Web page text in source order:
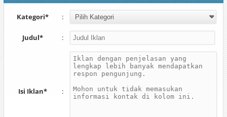
Kategori* :
Judul* :
Isi Iklan* :